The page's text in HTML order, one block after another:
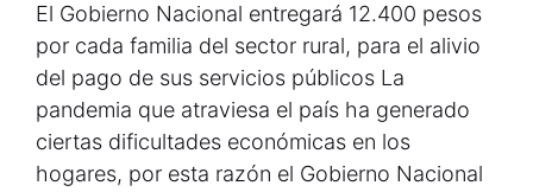
El Gobierno Nacional entregará 12.400 pesos
por cada familia del sector rural, para el alivio
del pago de sus servicios públicos La
pandemia que atraviesa el país ha generado
ciertas dificultades económicas en los
hogares, por esta razón el Gobierno Nacional